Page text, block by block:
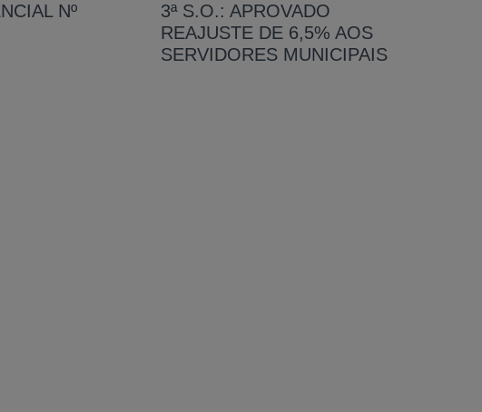
Nº
3ª S.O.: APROVADO
REAJUSTE DE 6,5% AOS
SERVIDORES MUNICIPAIS